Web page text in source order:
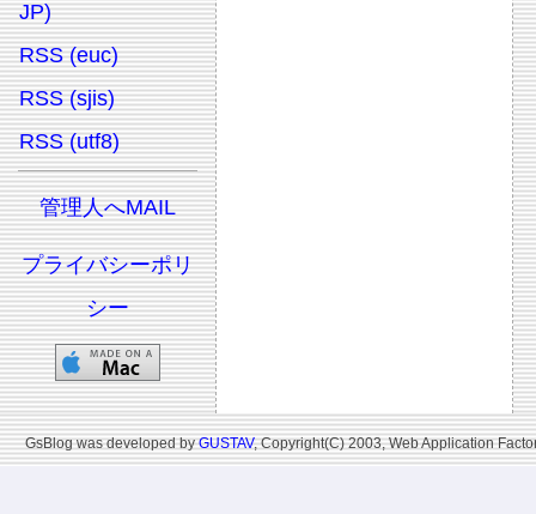
JP)
RSS (euc)
RSS (sjis)
RSS (utf8)
管理人へMAIL
プライバシーポリ
シー
GsBlog was developed byGUSTAV, Copyright(C) 2003, Web Application